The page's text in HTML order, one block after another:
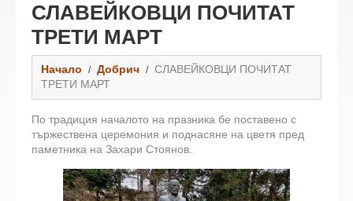
СЛАВЕЙКОВЦИ ПОЧИТАТ
ТРЕТИ МАРТ
Начало Добрич
СЛАВЕЙКОВЦИ ПОЧИТАТ
ТРЕТИ МАРТ
По традиция началото на празника бе поставено с
тържествена церемония и поднасяне на цветя пред
паметника на Захари Стоянов.